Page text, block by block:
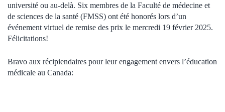
université ou au-delà. Six membres de la Faculté de médecine et
de sciences de la santé (FMSS) ont été honorés lors d’un
événement virtuel de remise des prix le mercredi 19 février 2025.
Félicitations!
Bravo aux récipiendaires pour leur engagement envers l’éducation
médicale au Canada: